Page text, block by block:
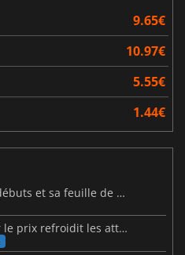
9.65€
10.97€
5.55€
1.44€
MARVEL Tōkon dévoile ses débuts et sa feuille de route
Steam Frame : une fuite sur le prix refroidit les attentes VR